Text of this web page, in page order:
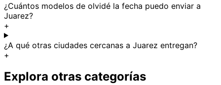
¿Cuántos modelos de olvidé la fecha puedo enviar a
Juarez?
+
¿A qué otras ciudades cercanas a Juarez entregan?
+
Explora otras categorías